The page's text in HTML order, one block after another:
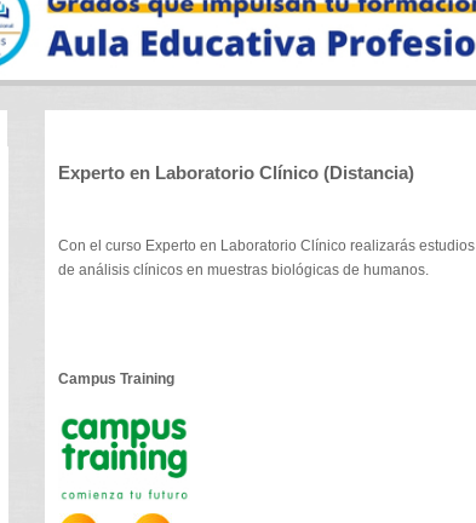
Experto en Laboratorio Clínico (Distancia)
Con el curso Experto en Laboratorio Clínico realizarás estudios
de análisis clínicos en muestras biológicas de humanos.
Campus Training